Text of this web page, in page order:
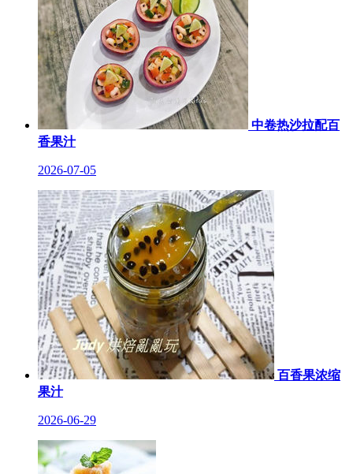
中卷热沙拉配百
香果汁
2026-07-05
百香果浓缩
果汁
2026-06-29